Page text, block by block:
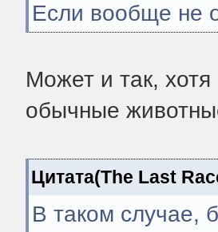
Если вообще не
Может и так,
обычные
Цитата(The Last
В таком случае,